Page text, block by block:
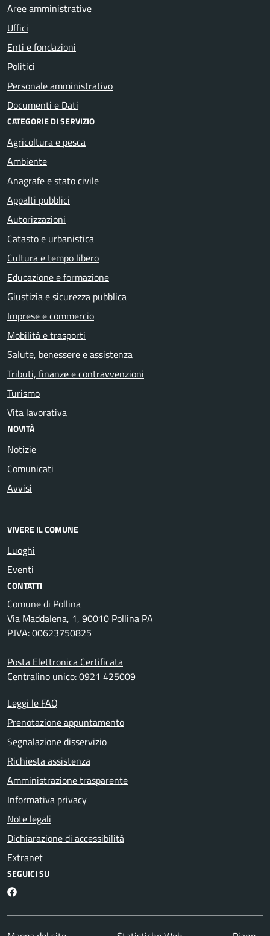
Aree amministrative
Uffici
Enti e fondazioni
Politici
Personale amministrativo
Documenti e Dati
CATEGORIE DI SERVIZIO
Agricoltura e pesca
Ambiente
Anagrafe e stato civile
Appalti pubblici
Autorizzazioni
Catasto e urbanistica
Cultura e tempo libero
Educazione e formazione
Giustizia e sicurezza pubblica
Imprese e commercio
Mobilità e trasporti
Salute, benessere e assistenza
Tributi, finanze e contravvenzioni
Turismo
Vita lavorativa
NOVITÀ
Notizie
Comunicati
Avvisi
VIVERE IL COMUNE
Luoghi
Eventi
CONTATTI
Comune di Pollina
Via Maddalena, 1, 90010 Pollina PA
P.IVA: 00623750825
Posta Elettronica Certificata
Centralino unico: 0921 425009
Leggi le FAQ
Prenotazione appuntamento
Segnalazione disservizio
Richiesta assistenza
Amministrazione trasparente
Informativa privacy
Note legali
Dichiarazione di accessibilità
Extranet
SEGUICI SU
Facebook